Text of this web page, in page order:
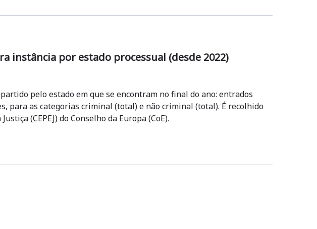
instância por estado processual (desde 2022)
pelo estado em que se encontram no final do ano: entrados
para as categorias criminal (total) e não criminal (total). É recolhido
(CEPEJ) do Conselho da Europa (CoE).